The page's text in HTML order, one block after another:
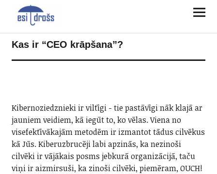
Kas ir “CEO krāpšana”?
Kibernoziedznieki ir viltīgi - tie pastāvīgi nāk klajā ar
jauniem veidiem, kā iegūt to, ko vēlas. Viena no
visefektīvākajām metodēm ir izmantot tādus cilvēkus
kā Jūs. Kiberuzbrucēji labi apzinās, ka nezinoši
cilvēki ir vājākais posms jebkurā organizācijā, taču
viņi ir aizmirsuši, ka zinoši cilvēki, piemēram, OUCH!